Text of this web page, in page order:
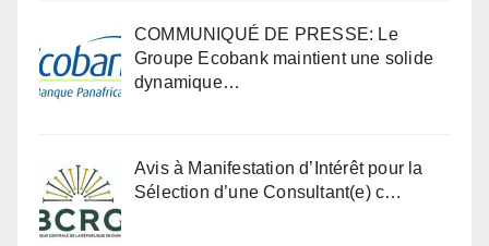
COMMUNIQUÉ DE PRESSE: Le
Groupe Ecobank maintient une solide
dynamique…
Avis à Manifestation d’Intérêt pour la
Sélection d’une Consultant(e) c…